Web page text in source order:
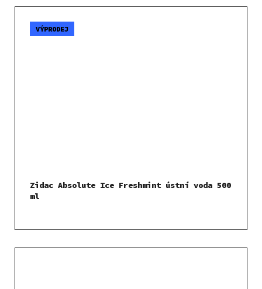
VÝPRODEJ
Zidac Absolute Ice Freshmint ústní voda 500
ml